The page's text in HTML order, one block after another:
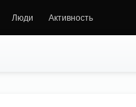
Люди Активность